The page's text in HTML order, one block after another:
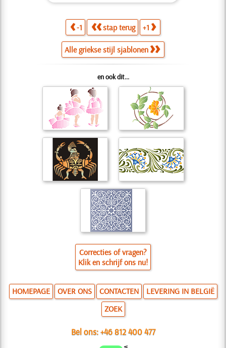
-1 stap terug +1
Alle griekse stijl sjablonen
en ook dit...
Correcties of vragen?
Klik en schrijf ons nu!
HOMEPAGE OVER ONS CONTACTEN
LEVERING IN BELGIË
ZOEK
Bel ons:+46 812 400 477